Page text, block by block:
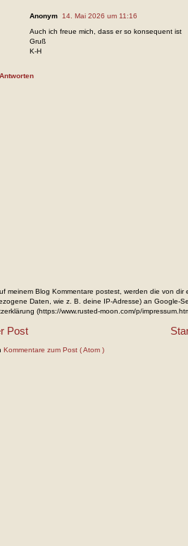
Anonym 14. Mai 2026 um 11:16
Auch ich freue mich, dass er so konsequent ist
Gruß
K-H
Antworten
meinem Blog Kommentare postest, werden die von
Daten, wie z. B. deine IP-Adresse) an Google-
(https://www.rusted-moon.com/p/
Post
Kommentare zum Post ( Atom )